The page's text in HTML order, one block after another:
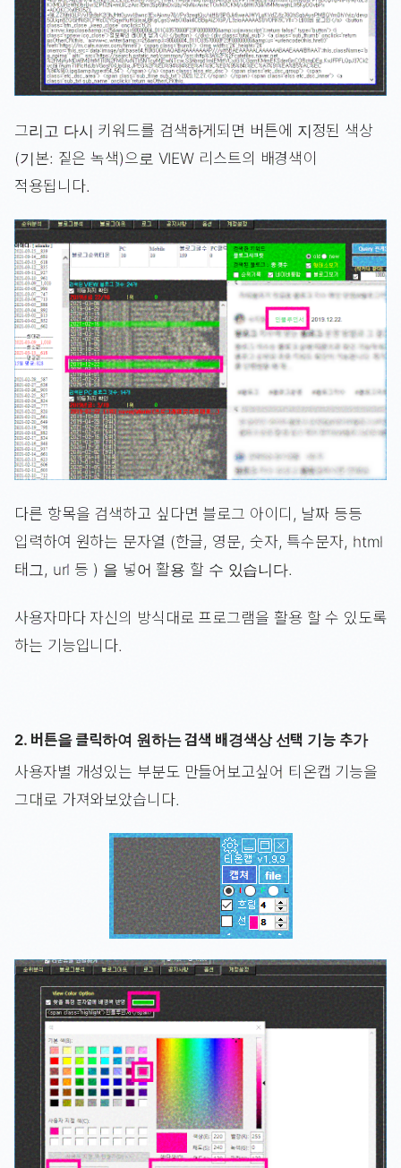
그리고 다시 키워드를 검색하게되면 버튼에 지정된 색상
(기본: 짙은 녹색)으로 VIEW 리스트의 배경색이
적용됩니다.
다른 항목을 검색하고 싶다면 블로그 아이디, 날짜 등등
입력하여 원하는 문자열 (한글, 영문, 숫자, 특수문자, html
태그, url 등 ) 을 넣어 활용 할 수 있습니다.
사용자마다 자신의 방식대로 프로그램을 활용 할 수 있도록
하는 기능입니다.
2. 버튼을 클릭하여 원하는 검색 배경색상 선택 기능 추가
사용자별 개성있는 부분도 만들어보고싶어 티온캡 기능을
그대로 가져와보았습니다.